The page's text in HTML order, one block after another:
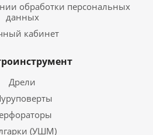
обработки персональных
данных
кабинет
Дрели
(УШМ)